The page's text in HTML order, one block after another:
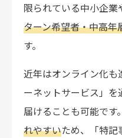
限られている中小企業
ターン希望者・中高年
す。
近年はオンライン化も
ーネットサービス」
届けることも可能です
れやすいため、「特記